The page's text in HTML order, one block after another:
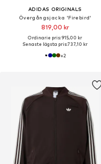
ADIDAS ORIGINALS
Övergångsjacka 'Firebird'
819,00 kr
Ordinarie pris: 915,00 kr
Senaste lägsta pris:737,10 kr
+2